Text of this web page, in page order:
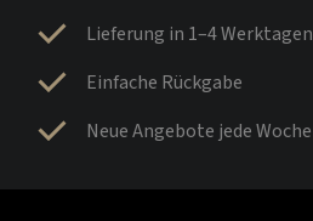
Lieferung in 1–4 Werktagen
Einfache Rückgabe
Neue Angebote jede Woche